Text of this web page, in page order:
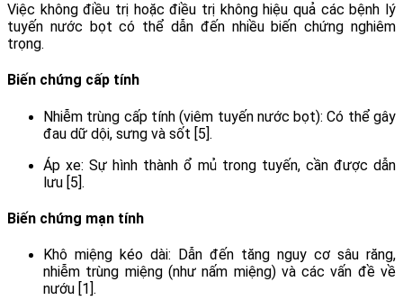
Việc không điều trị hoặc điều trị không hiệu quả các bệnh lý
tuyến nước bọt có thể dẫn đến nhiều biến chứng nghiêm
trọng.
Biến chứng cấp tính
Nhiễm trùng cấp tính (viêm tuyến nước bọt): Có thể gây
đau dữ dội, sưng và sốt [5].
Áp xe: Sự hình thành ổ mủ trong tuyến, cần được dẫn
lưu [5].
Biến chứng mạn tính
Khô miệng kéo dài: Dẫn đến tăng nguy cơ sâu răng,
nhiễm trùng miệng (như nấm miệng) và các vấn đề về
nướu [1].